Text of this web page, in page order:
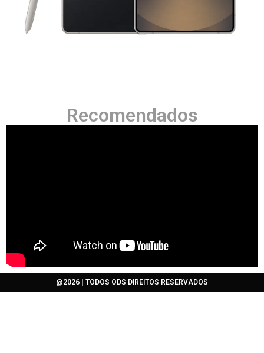
Recomendados
@2026 | TODOS ODS DIREITOS RESERVADOS